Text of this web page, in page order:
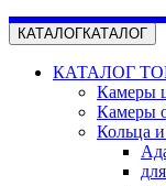
КАТАЛОГКАТАЛОГ
КАТАЛОГ
Камеры
Камеры
Кольца